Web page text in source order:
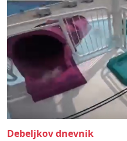
Debeljkov dnevnik